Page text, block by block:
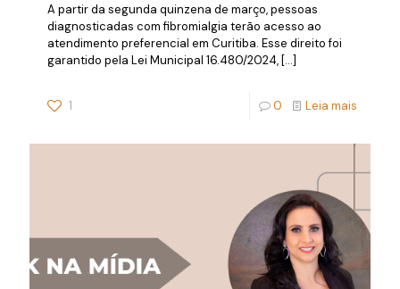
A partir da segunda quinzena de março, pessoas
diagnosticadas com fibromialgia terão acesso ao
atendimento preferencial em Curitiba. Esse direito foi
garantido pela Lei Municipal 16.480/2024, […]
1 0 Leia mais